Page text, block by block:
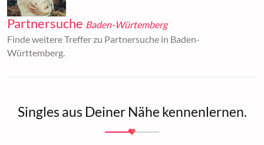
Partnersuche Baden-Würtemberg
Finde weitere Treffer zu Partnersuche in Baden-
Württemberg.
Singles aus Deiner Nähe kennenlernen.